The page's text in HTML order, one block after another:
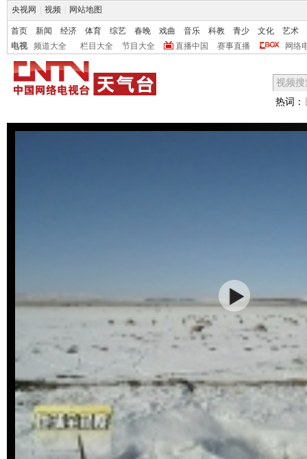
央视网 视频 网站地图
首页 新闻 经济 体育 综艺 春晚 戏曲 音乐 科教 青少 文化
艺术
电视
频道大全 栏目大全 节目大全 直播中国 赛事直播 网络
热词：